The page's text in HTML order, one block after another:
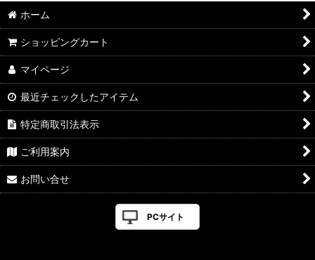
ホーム
ショッピングカート
マイページ
最近チェックしたアイテム
特定商取引法表示
ご利用案内
お問い合せ
PCサイト